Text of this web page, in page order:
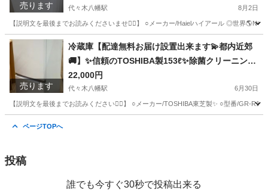
売ります
ジ.オーブン電子レンジ.炊飯器.テーブル&椅子.机&
チェアー.ベット&マットレス.ドレッサーなど多種
多様な美品が有ります✨お気軽にお問い合わせ下
さい💫
代々木八幡駅 8月2日
【説明文を最後までお読みくださいませ🙇‍♀️】 ○メーカー/Haielハイアール ◎世界
東京 渋谷区 代々木八幡駅 生活家電 届け
売ります
冷蔵庫【配達無料お届け設置出来ます💫都内近郊
🚚】✨信頼のTOSHIBA製153ℓ✨除菌クリーニング
済✨超極美品✨他にも冷蔵庫.洗濯機.電子レンジ.オ
ーブン電子レンジ.炊飯器.テーブル&椅子.机&チェ
アー.ベット&マットレス.ソファーなど多種多様な
美品が有ります✨お気軽にお問い合わせ下さい💫
22,000円
代々木八幡駅 6月30日
【説明文を最後までお読みください🙇‍♂️】 ○メーカー/TOSHIBA東芝製✨ ○型番/GR-
ページTOPへ
投稿
誰でも今すぐ30秒で投稿出来る